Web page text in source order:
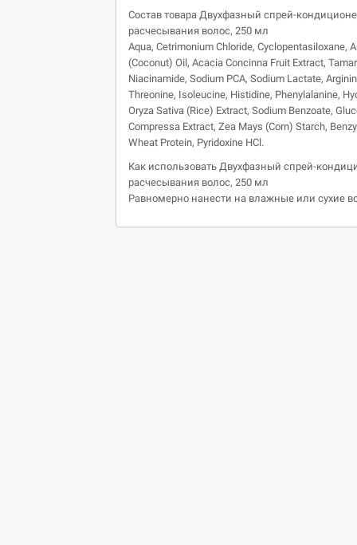
Состав товара Двухфазный спрей-
расчесывания волос, 250 мл
Aqua, Cetrimonium Chloride, Cyclopentasiloxane,
(Coconut) Oil, Acacia Concinna Fruit Extract,
Niacinamide, Sodium PCA, Sodium Lactate,
Threonine, Isoleucine, Histidine, Phenylalanine,
Oryza Sativa (Rice) Extract, Sodium Benzoate,
Compressa Extract, Zea Mays (Corn) Starch,
Wheat Protein, Pyridoxine HCl.
Как использовать Двухфазный спрей-
расчесывания волос, 250 мл
Равномерно нанести на влажные или сухие